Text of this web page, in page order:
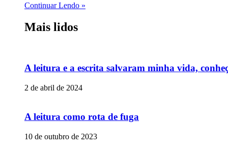
Continuar Lendo »
Mais lidos
A leitura e a escrita salvaram minha vida,
2 de abril de 2024
A leitura como rota de fuga
10 de outubro de 2023